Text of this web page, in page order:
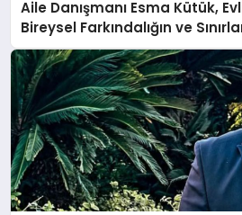
Aile Danışmanı Esma Kütük,
Bireysel Farkındalığın ve
Anlatıyor